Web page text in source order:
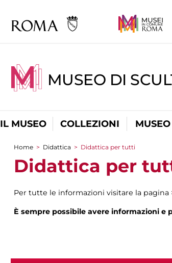
MUSEO DI
IL MUSEO COLLEZIONI
Tu sei qui
Home > Didattica > Didattica per tutti
Didattica per
Per tutte le informazioni visitare la pagina
È sempre possibile avere informazioni